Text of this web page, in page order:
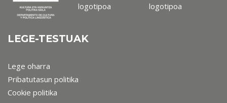
LEGE-TESTUAK
Lege oharra
Pribatutasun politika
Cookie politika